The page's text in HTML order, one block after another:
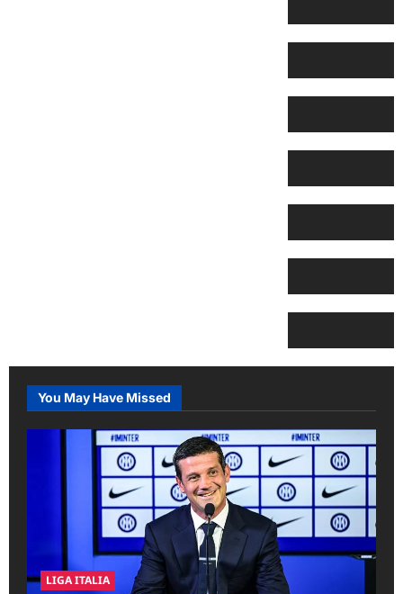
You May Have Missed
LIGA ITALIA